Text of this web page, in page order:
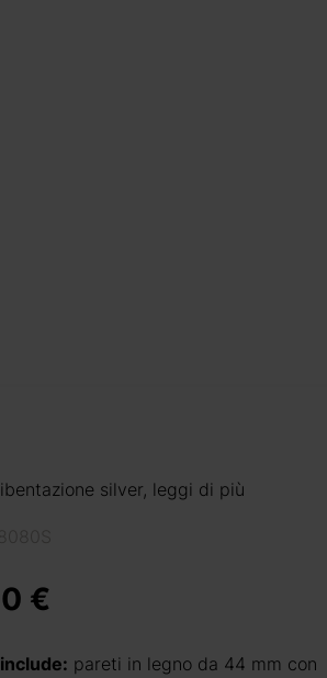
silver, leggi di più
€
pareti in legno da 44 mm con